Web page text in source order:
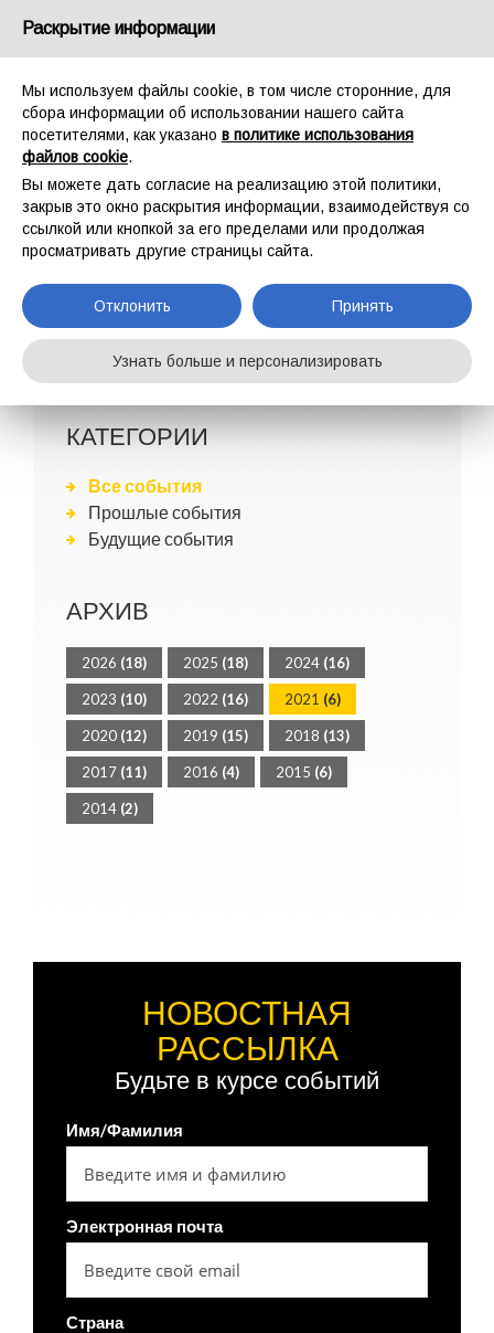
Россия
СОБЫТИЯ
КАТЕГОРИИ
Все события
Прошлые события
Будущие события
АРХИВ
2026 (18) 2025 (18) 2024 (16)
2023 (10) 2022 (16) 2021 (6)
2020 (12) 2019 (15) 2018 (13)
2017 (11) 2016 (4) 2015 (6)
2014 (2)
НОВОСТНАЯ
РАССЫЛКА
Будьте в курсе событий
Имя/Фамилия
Электронная почта
Страна
Раскрытие информации
Мы используем файлы cookie, в том числе сторонние, для
сбора информации об использовании нашего сайта
посетителями, как указано в политике использования
файлов cookie.
Вы можете дать согласие на реализацию этой политики,
закрыв это окно раскрытия информации, взаимодействуя со
ссылкой или кнопкой за его пределами или продолжая
просматривать другие страницы сайта.
Отклонить Принять
Узнать больше и персонализировать